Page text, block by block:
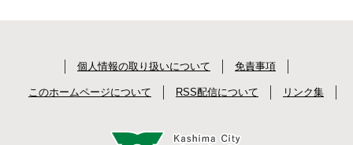
個人情報の取り扱いについて 免責事項
このホームページについて RSS配信について リンク集